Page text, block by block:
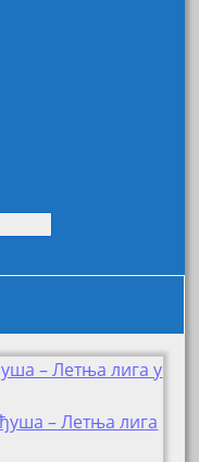
– Летња лига у
– Летња лига